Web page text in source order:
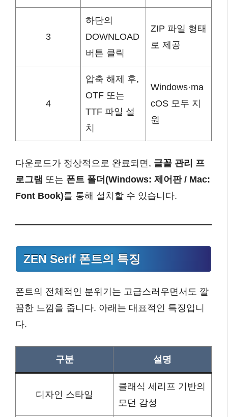
3
하단의
DOWNLOAD
버튼 클릭
ZIP 파일 형태
로 제공
4
압축 해제 후,
OTF 또는
TTF 파일 설
치
Windows·ma
cOS 모두 지
원
다운로드가 정상적으로 완료되면, 글꼴 관리 프
로그램 또는 폰트 폴더(Windows: 제어판 / Mac:
Font Book)를 통해 설치할 수 있습니다.
ZEN Serif 폰트의 특징
폰트의 전체적인 분위기는 고급스러우면서도 깔
끔한 느낌을 줍니다. 아래는 대표적인 특징입니
다.
구분 설명
디자인 스타일
클래식 세리프 기반의
모던 감성